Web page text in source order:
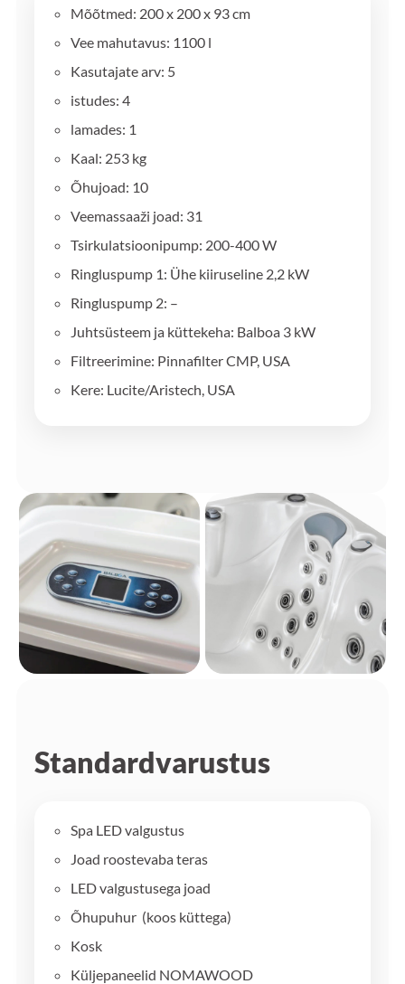
Mõõtmed: 200 x 200 x 93 cm
Vee mahutavus: 1100 l
Kasutajate arv: 5
istudes: 4
lamades: 1
Kaal: 253 kg
Õhujoad: 10
Veemassaaži joad: 31
Tsirkulatsioonipump: 200-400 W
Ringluspump 1: Ühe kiiruseline 2,2 kW
Ringluspump 2: –
Juhtsüsteem ja küttekeha: Balboa 3 kW
Filtreerimine: Pinnafilter CMP, USA
Kere: Lucite/Aristech, USA
Standardvarustus
Spa LED valgustus
Joad roostevaba teras
LED valgustusega joad
Õhupuhur (koos küttega)
Kosk
Küljepaneelid NOMAWOOD